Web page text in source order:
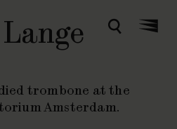
ZoekenMenu
trombone at the
Amsterdam.